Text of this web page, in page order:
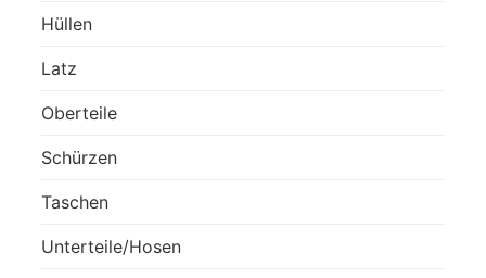
Hüllen
Latz
Oberteile
Schürzen
Taschen
Unterteile/Hosen